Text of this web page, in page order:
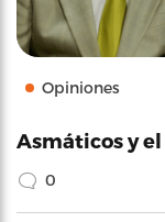
Opiniones
Asmáticos y
0